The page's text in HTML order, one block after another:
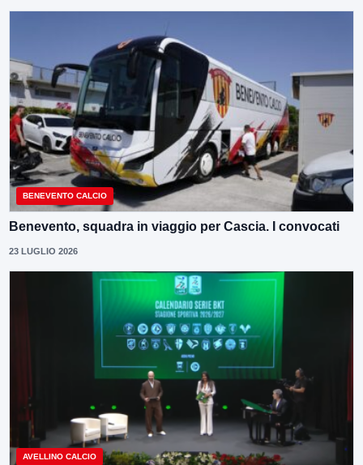
BENEVENTO CALCIO
Benevento, squadra in viaggio per Cascia. I convocati
23 LUGLIO 2026
AVELLINO CALCIO